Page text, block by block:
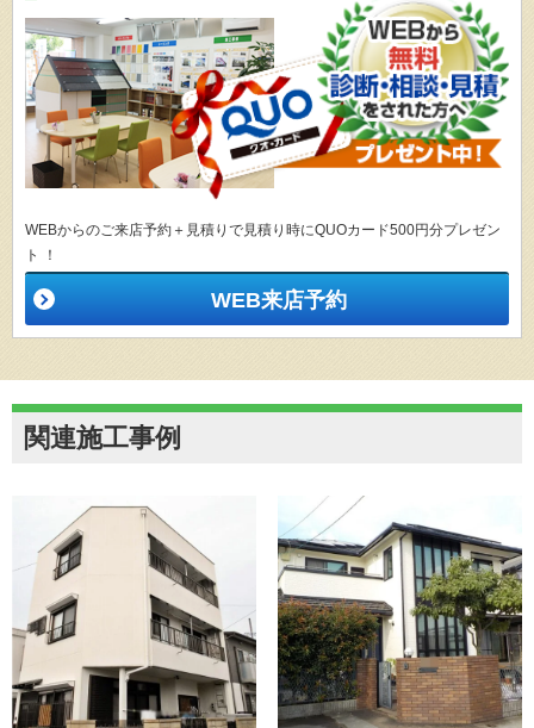
WEBからのご来店予約＋見積りで見積り時にQUOカード500円分プレゼン
ト ！
WEB来店予約
関連施工事例